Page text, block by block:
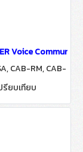
Voice
CAB-RM, CAB-
RMR
รียบเทียบ